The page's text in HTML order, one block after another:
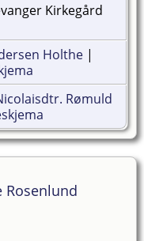
Kirkegård
Holthe |
Rømuld
Rosenlund